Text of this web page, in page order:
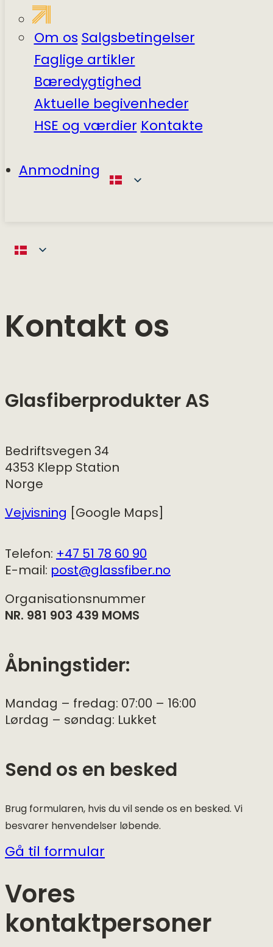
Om osSalgsbetingelser
Faglige artikler
Bæredygtighed
Aktuelle begivenheder
HSE og værdierKontakte
Anmodning
Kontakt os
Glasfiberprodukter AS
Bedriftsvegen 34
4353 Klepp Station
Norge
Vejvisning [Google Maps]
Telefon:+47 51 78 60 90
E-mail: post@glassfiber.no
Organisationsnummer
NR. 981 903 439 MOMS
Åbningstider:
Mandag – fredag: 07:00 – 16:00
Lørdag – søndag: Lukket
Send os en besked
Brug formularen, hvis du vil sende os en besked. Vi
besvarer henvendelser løbende.
Gå til formular
Vores
kontaktpersoner